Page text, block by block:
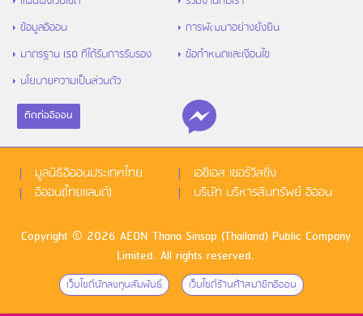
ข้อมูลอิออน
การพัฒนาอย่างยั่งยืน
มาตรฐาน ISO ที่ได้รับการรับรอง
ข้อกำหนดและเงื่อนไข
นโยบายความเป็นส่วนตัว
ติดต่ออิออน
มูลนิธิอิออนประเทศไทย
เอซีเอส เซอร์วิสซิ่ง
อิออน(ไทยแลนด์)
บริษัท บริหารสินทรัพย์ อิออน
Copyright © 2026 AEON Thana Sinsap (Thailand) Public Company
Limited. All rights reserved.
เว็บไซด์นักลงทุนสัมพันธ์ เว็บไซด์ร้านค้าสมาชิกอิออน